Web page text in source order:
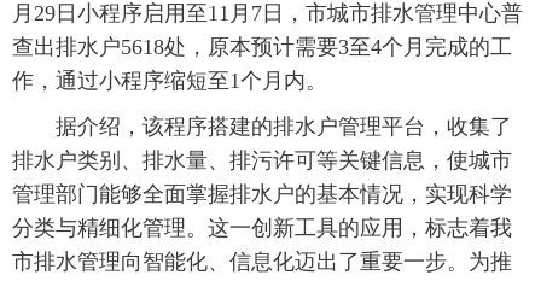
看天下 晋月读 最太原 网罗民生
月29日小程序启用至11月7日，市城市排水管理中心普
查出排水户5618处，原本预计需要3至4个月完成的工
作，通过小程序缩短至1个月内。
据介绍，该程序搭建的排水户管理平台，收集了
排水户类别、排水量、排污许可等关键信息，使城市
管理部门能够全面掌握排水户的基本情况，实现科学
分类与精细化管理。这一创新工具的应用，标志着我
市排水管理向智能化、信息化迈出了重要一步。为推